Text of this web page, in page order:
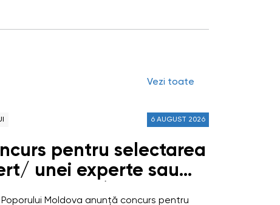
Vezi toate
6 AUGUST 2026
pentru selectarea
unei experte sau
de experți/ experte
Moldova anunță concurs pentru